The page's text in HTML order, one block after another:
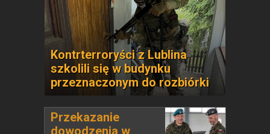
Kontrterroryści z Lublina
szkolili się w budynku
przeznaczonym do rozbiórki
Przekazanie
dowodzenia w